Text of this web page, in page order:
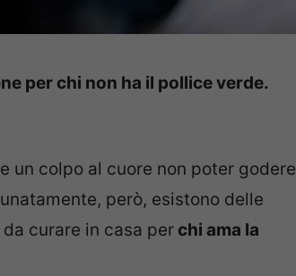
per chi non ha il pollice verde.
un colpo al cuore non poter godere
però, esistono delle
curare in casa per chi ama la